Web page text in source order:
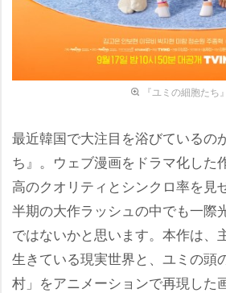
『ユミの細胞たち』
最近韓国で大注目を浴びているの
ち』。ウェブ漫画をドラマ化した
高のクオリティとシンクロ率を見
半期の大作ラッシュの中でも一際
ではないかと思います。本作は、
生きている現実世界と、ユミの頭
村」をアニメーションで再現した